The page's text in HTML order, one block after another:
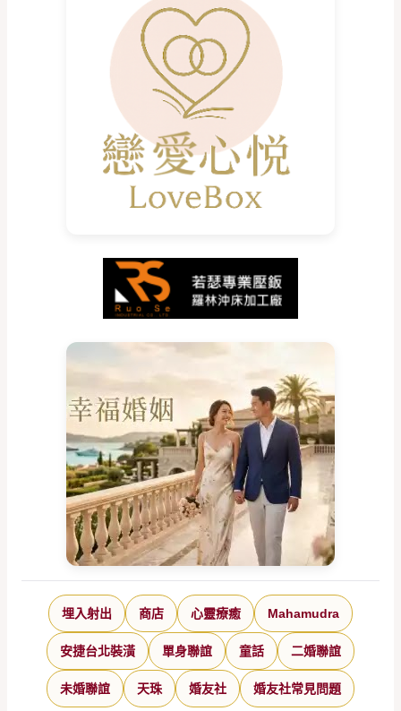
埋入射出 商店 心靈療癒 Mahamudra
安捷台北裝潢 單身聯誼 童話 二婚聯誼
未婚聯誼 天珠 婚友社 婚友社常見問題